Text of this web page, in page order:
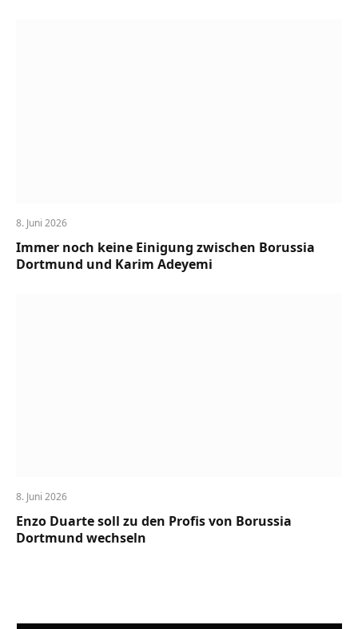
8. Juni 2026
Immer noch keine Einigung zwischen Borussia
Dortmund und Karim Adeyemi
8. Juni 2026
Enzo Duarte soll zu den Profis von Borussia
Dortmund wechseln